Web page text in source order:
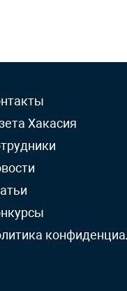
Хакасия